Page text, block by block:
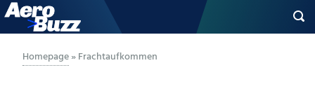
GENERAL AVIATION
Homepage»Frachtaufkommen